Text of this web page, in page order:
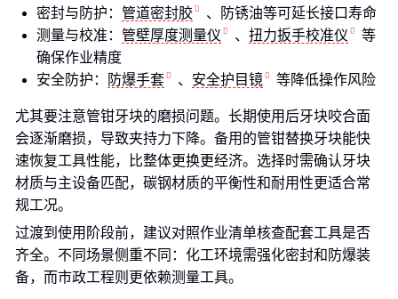
密封与防护： 管道密封胶
、防锈油等可延长接口寿命
测量与校准： 管壁厚度测量仪 、 扭力扳手校准仪
等
确保作业精度
安全防护：
防爆手套 、 安全护目镜 等降低操作风险
尤其要注意管钳牙块的磨损问题。长期使用后牙块咬合面
会逐渐磨损，导致夹持力下降。备用的管钳替换牙块能快
速恢复工具性能，比整体更换更经济。选择时需确认牙块
材质与主设备匹配，碳钢材质的平衡性和耐用性更适合常
规工况。
过渡到使用阶段前，建议对照作业清单核查配套工具是否
齐全。不同场景侧重不同：化工环境需强化密封和防爆装
备，而市政工程则更依赖测量工具。